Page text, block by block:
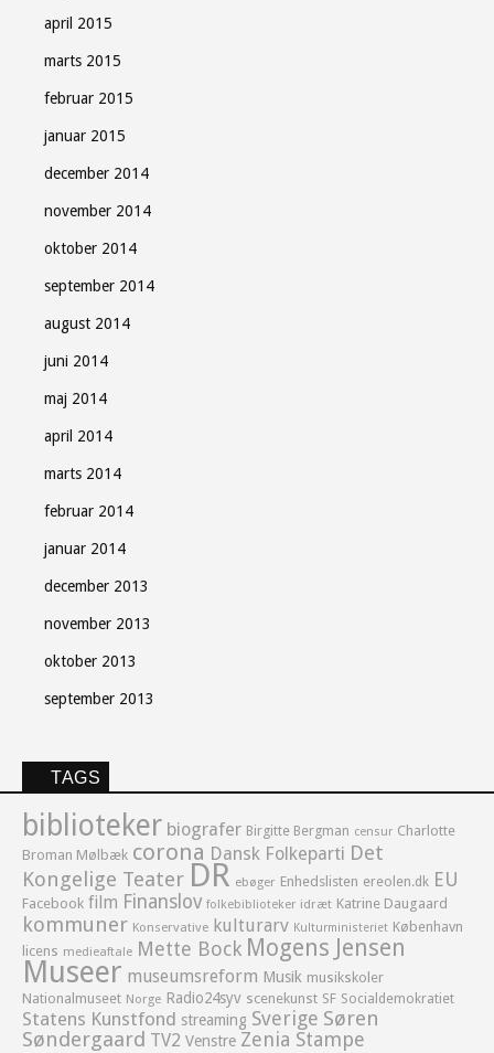
april 2015
marts 2015
februar 2015
januar 2015
december 2014
november 2014
oktober 2014
september 2014
august 2014
juni 2014
maj 2014
april 2014
marts 2014
februar 2014
januar 2014
december 2013
november 2013
oktober 2013
september 2013
TAGS
biblioteker biografer Birgitte Bergman censur Charlotte
Broman Mølbæk corona Dansk Folkeparti Det
Kongelige Teater DR ebøger Enhedslisten ereolen.dk EU
Facebook film Finanslov folkebiblioteker idræt Katrine Daugaard
kommuner Konservative kulturarv Kulturministeriet København
licens medieaftale Mette Bock Mogens Jensen
Museer museumsreform Musik musikskoler
Nationalmuseet Norge Radio24syv scenekunst SF Socialdemokratiet
Statens Kunstfond streaming Sverige Søren
Søndergaard TV2 Venstre Zenia Stampe